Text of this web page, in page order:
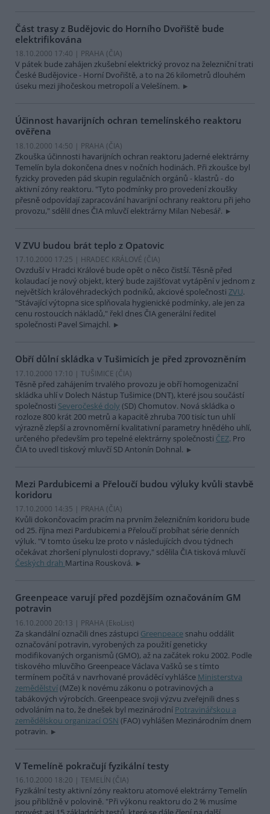
Část trasy z Budějovic do Horního Dvořiště bude
elektrifikována
18.10.2000 17:40 | PRAHA (ČIA)
V pátek bude zahájen zkušební elektrický provoz na železniční trati
České Budějovice - Horní Dvořiště, a to na 26 kilometrů dlouhém
úseku mezi jihočeskou metropolí a Velešínem.
Účinnost havarijních ochran temelínského reaktoru
ověřena
18.10.2000 14:50 | PRAHA (ČIA)
Zkouška účinnosti havarijních ochran reaktoru Jaderné elektrárny
Temelín byla dokončena dnes v nočních hodinách. Při zkoušce byl
fyzicky proveden pád skupin regulačních orgánů - klastrů - do
aktivní zóny reaktoru. "Tyto podmínky pro provedení zkoušky
přesně odpovídají zapracování havarijní ochrany reaktoru při jeho
provozu," sdělil dnes ČIA mluvčí elektrárny Milan Nebesář.
V ZVU budou brát teplo z Opatovic
17.10.2000 17:25 | HRADEC KRÁLOVÉ (ČIA)
Ovzduší v Hradci Králové bude opět o něco čistší. Těsně před
kolaudací je nový objekt, který bude zajišťovat vytápění v jednom z
největších královéhradeckých podniků, akciové společnosti ZVU.
"Stávající výtopna sice splňovala hygienické podmínky, ale jen za
cenu rostoucích nákladů," řekl dnes ČIA generální ředitel
společnosti Pavel Simajchl.
Obří důlní skládka v Tušimicích je před zprovozněním
17.10.2000 17:10 | TUŠIMICE (ČIA)
Těsně před zahájením trvalého provozu je obří homogenizační
skládka uhlí v Dolech Nástup Tušimice (DNT), které jsou součástí
společnosti Severočeské doly (SD) Chomutov. Nová skládka o
rozloze 800 krát 200 metrů a kapacitě zhruba 700 tisíc tun uhlí
výrazně zlepší a zrovnoměrní kvalitativní parametry hnědého uhlí,
určeného především pro tepelné elektrárny společnosti ČEZ. Pro
ČIA to uvedl tiskový mluvčí SD Antonín Dohnal.
Mezi Pardubicemi a Přeloučí budou výluky kvůli stavbě
koridoru
17.10.2000 14:35 | PRAHA (ČIA)
Kvůli dokončovacím pracím na prvním železničním koridoru bude
od 25. října mezi Pardubicemi a Přeloučí probíhat série denních
výluk. "V tomto úseku lze proto v následujících dvou týdnech
očekávat zhoršení plynulosti dopravy," sdělila ČIA tisková mluvčí
Českých drah Martina Rousková.
Greenpeace varují před pozdějším označováním GM
potravin
16.10.2000 20:13 | PRAHA (EkoList)
Za skandální označili dnes zástupci Greenpeace snahu oddálit
označování potravin, vyrobených za použití geneticky
modifikovaných organismů (GMO), až na začátek roku 2002. Podle
tiskového mluvčího Greenpeace Václava Vašků se s tímto
termínem počítá v navrhované prováděcí vyhlášce Ministerstva
zemědělství(MZe) k novému zákonu o potravinových a
tabákových výrobcích. Greenpeace svoji výzvu zveřejnili dnes s
odvoláním na to, že dnešek byl mezinárodní Potravinářskou a
zemědělskou organizací OSN (FAO) vyhlášen Mezinárodním dnem
potravin.
V Temelíně pokračují fyzikální testy
16.10.2000 18:20 | TEMELÍN (ČIA)
Fyzikální testy aktivní zóny reaktoru atomové elektrárny Temelín
jsou přibližně v polovině. "Při výkonu reaktoru do 2 % musíme